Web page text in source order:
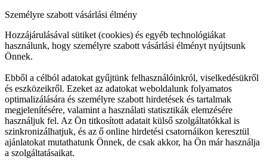
Személyre szabott vásárlási élmény
Hozzájárulásával sütiket (cookies) és egyéb technológiákat
használunk, hogy személyre szabott vásárlási élményt nyújtsunk
Önnek.
Ebből a célból adatokat gyűjtünk felhasználóinkról, viselkedésükről
és eszközeikről. Ezeket az adatokat weboldalunk folyamatos
optimalizálására és személyre szabott hirdetések és tartalmak
megjelenítésére, valamint a használati statisztikák elemzésére
használjuk fel. Az Ön titkosított adatait külső szolgáltatókkal is
szinkronizálhatjuk, és az ő online hirdetési csatornáikon keresztül
ajánlatokat mutathatunk Önnek, de csak akkor, ha Ön már használja
a szolgáltatásaikat.